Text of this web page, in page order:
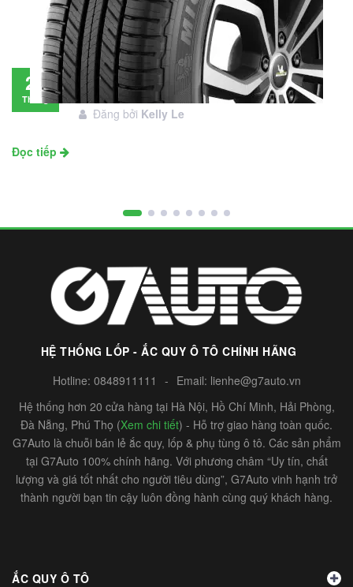
28
Tháng
Đánh giá lốp Michelin Primacy SUV: Đáng
đầu tư không?
Đăng bởi Kelly Le
Đọc tiếp
HỆ THỐNG LỐP - ẮC QUY Ô TÔ CHÍNH HÃNG
Hotline: 0848911111 - Email: lienhe@g7auto.vn
Hệ thống hơn 20 cửa hàng tại Hà Nội, Hồ Chí Minh, Hải Phòng,
Đà Nẵng, Phú Thọ (Xem chi tiết) - Hỗ trợ giao hàng toàn quốc.
G7Auto là chuỗi bán lẻ ắc quy, lốp & phụ tùng ô tô. Các sản phẩm
tại G7Auto 100% chính hãng. Với phương châm “Uy tín, chất
lượng và giá tốt nhất cho người tiêu dùng”, G7Auto vinh hạnh trở
thành người bạn tin cậy luôn đồng hành cùng quý khách hàng.
ẮC QUY Ô TÔ